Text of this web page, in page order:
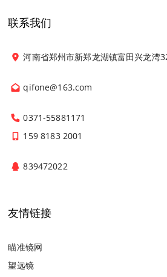
联系我们
河南省郑州市新郑龙湖镇富田兴龙湾
qifone@163.com
0371-55881171
159 8183 2001
839472022
友情链接
瞄准镜网
望远镜